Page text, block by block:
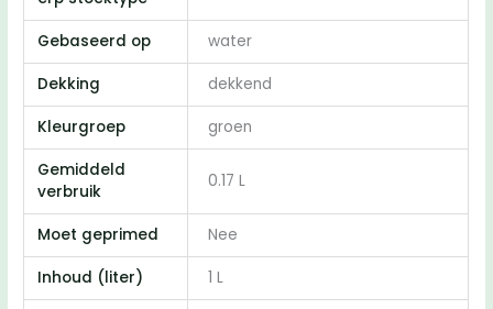
Gebaseerd op water
Dekking dekkend
Kleurgroep groen
Gemiddeld
verbruik
0.17 L
Moet geprimed Nee
Inhoud (liter) 1 L